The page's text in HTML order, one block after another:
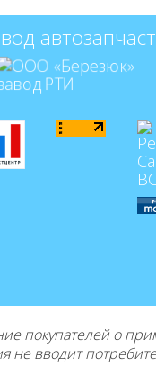
о
не вводит